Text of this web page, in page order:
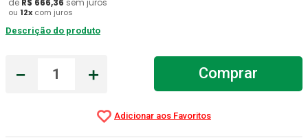
de R$ 666,36 sem juros
ou 12x com juros
Descrição do produto
＋
－ Comprar
Absorvente Geriatrico
Cadeira Banho